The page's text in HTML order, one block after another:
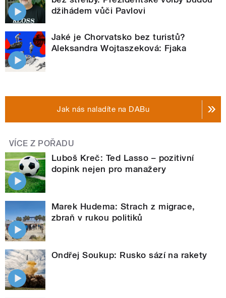
džihádem vůči Pavlovi
Jaké je Chorvatsko bez turistů?
Aleksandra Wojtaszeková: Fjaka
Jak nás naladíte na DABu
VÍCE Z POŘADU
Luboš Kreč: Ted Lasso – pozitivní
dopink nejen pro manažery
Marek Hudema: Strach z migrace,
zbraň v rukou politiků
Ondřej Soukup: Rusko sází na rakety